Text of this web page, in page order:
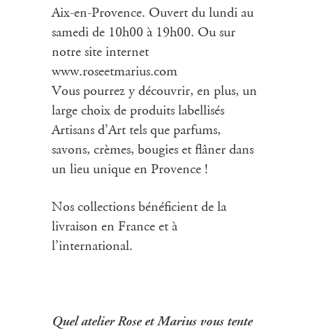
Aix-en-Provence. Ouvert du lundi au
samedi de 10h00 à 19h00. Ou sur
notre site internet
www.roseetmarius.com
Vous pourrez y découvrir, en plus, un
large choix de produits labellisés
Artisans d’Art tels que parfums,
savons, crèmes, bougies et flâner dans
un lieu unique en Provence !
Nos collections bénéficient de la
livraison en France et à
l’international.
Quel atelier Rose et Marius vous tente